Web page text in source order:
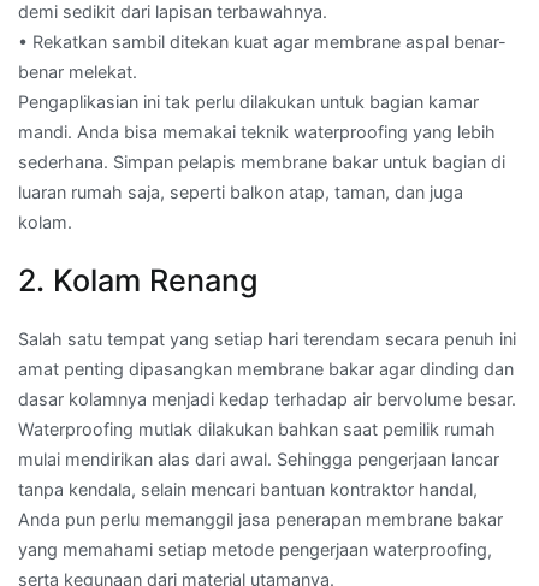
demi sedikit dari lapisan terbawahnya.
• Rekatkan sambil ditekan kuat agar membrane aspal benar-
benar melekat.
Pengaplikasian ini tak perlu dilakukan untuk bagian kamar
mandi. Anda bisa memakai teknik waterproofing yang lebih
sederhana. Simpan pelapis membrane bakar untuk bagian di
luaran rumah saja, seperti balkon atap, taman, dan juga
kolam.
2. Kolam Renang
Salah satu tempat yang setiap hari terendam secara penuh ini
amat penting dipasangkan membrane bakar agar dinding dan
dasar kolamnya menjadi kedap terhadap air bervolume besar.
Waterproofing mutlak dilakukan bahkan saat pemilik rumah
mulai mendirikan alas dari awal. Sehingga pengerjaan lancar
tanpa kendala, selain mencari bantuan kontraktor handal,
Anda pun perlu memanggil jasa penerapan membrane bakar
yang memahami setiap metode pengerjaan waterproofing,
serta kegunaan dari material utamanya.